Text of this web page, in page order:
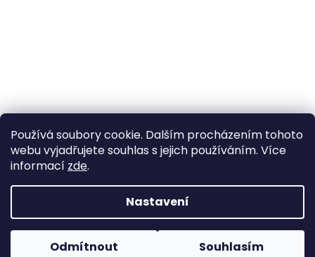
Používá soubory cookie. Dalším procházením tohoto
webu vyjadřujete souhlas s jejich používáním. Více
informací zde.
Nastavení
Odmítnout Souhlasím
Pokud u nás nenajdete konkrétní produkt, neváhejte se
ozvat. Ve většině případů jej můžeme zajistit na
Vytvořil Shoptet
Copyright 2026Horse life . Všechna práva vyhrazena.